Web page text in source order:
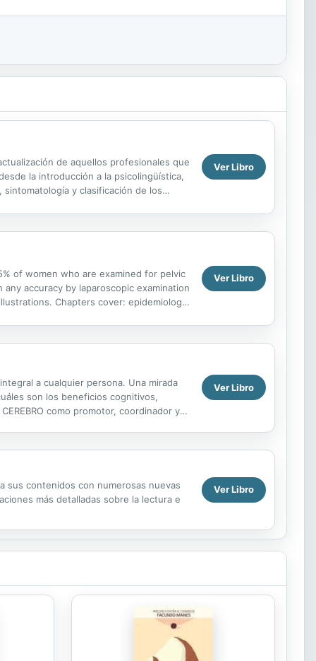
de aquellos profesionales que
la introducción a la psicolingüística,
y clasificación de los
Ver Libro
of women who are examined for pelvic
accuracy by laparoscopic examination
Chapters cover: epidemiology
Ver Libro
a cualquier persona. Una mirada
son los beneficios cognitivos,
como promotor, coordinador y
Ver Libro
sus contenidos con numerosas nuevas
más detalladas sobre la lectura e
Ver Libro